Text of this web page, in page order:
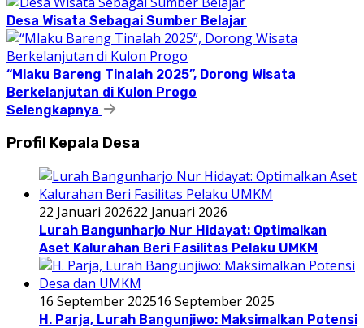
Desa Wisata Sebagai Sumber Belajar
“Mlaku Bareng Tinalah 2025”, Dorong Wisata
Berkelanjutan di Kulon Progo
Selengkapnya
Profil Kepala Desa
22 Januari 202622 Januari 2026
Lurah Bangunharjo Nur Hidayat: Optimalkan
Aset Kalurahan Beri Fasilitas Pelaku UMKM
16 September 202516 September 2025
H. Parja, Lurah Bangunjiwo: Maksimalkan Potensi